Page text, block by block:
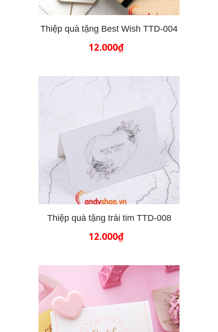
THÊM VÀO GIỎ HÀNG
Thiệp quà tặng Best Wish TTD-004
12.000₫
THÊM VÀO GIỎ HÀNG
Thiệp quà tặng trái tim TTD-008
12.000₫